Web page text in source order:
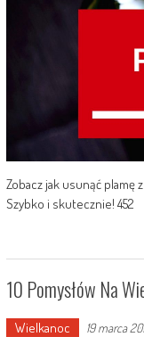
Zobacz jak usunąć plamę
Szybko i skutecznie! 452
10 Pomysłów Na
Wielkanoc 19 marca